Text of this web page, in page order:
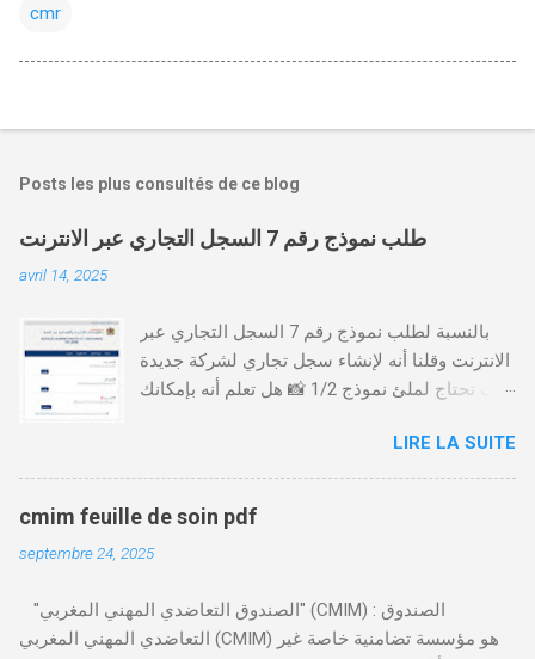
cmr
Posts les plus consultés de ce blog
طلب نموذج رقم 7 السجل التجاري عبر الانترنت
avril 14, 2025
بالنسبة لطلب نموذج رقم 7 السجل التجاري عبر
الانترنت وقلنا أنه لإنشاء سجل تجاري لشركة جديدة
أنت تحتاج لملئ نموذج 1/2 📸 هل تعلم أنه بإمكانك
من خلال الموقع التابع لوزارة العدل، بدون الحاجة
للتنقل للمحكمة التجارية
https://servicesenligne.justice.gov.ma كيفية
طلب النموذجين 7 و 9 من الإنترنت في المغرب .
الخطوات: الدخول إلى موقع المحاكم-
المعلومات الشخصية إضافة معلومات الطالب .
دفع واجب الأداء 20 درهم عن طريق البطاقة
LIRE LA SUITE
cmim feuille de soin pdf
septembre 24, 2025
"الصندوق التعاضدي المهني المغربي" (CMIM) : الصندوق
التعاضدي المهني المغربي (CMIM) هو مؤسسة تضامنية خاصة غير